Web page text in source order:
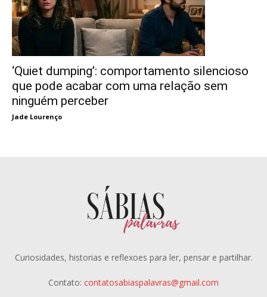
‘Quiet dumping’: comportamento silencioso
que pode acabar com uma relação sem
ninguém perceber
Jade Lourenço
Curiosidades, historias e reflexoes para ler, pensar e partilhar.
Contato: contatosabiaspalavras@gmail.com